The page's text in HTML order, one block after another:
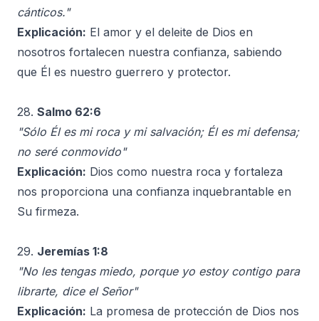
cánticos."
Explicación: El amor y el deleite de Dios en
nosotros fortalecen nuestra confianza, sabiendo
que Él es nuestro guerrero y protector.
28. Salmo 62:6
"Sólo Él es mi roca y mi salvación; Él es mi defensa;
no seré conmovido"
Explicación: Dios como nuestra roca y fortaleza
nos proporciona una confianza inquebrantable en
Su firmeza.
29. Jeremías 1:8
"No les tengas miedo, porque yo estoy contigo para
librarte, dice el Señor"
Explicación: La promesa de protección de Dios nos